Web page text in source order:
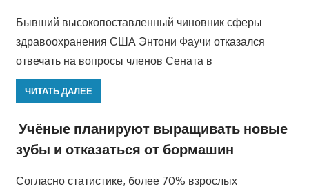
Бывший высокопоставленный чиновник сферы
здравоохранения США Энтони Фаучи отказался
отвечать на вопросы членов Сената в
ЧИТАТЬ ДАЛЕЕ
Учёные планируют выращивать новые
зубы и отказаться от бормашин
Согласно статистике, более 70% взрослых